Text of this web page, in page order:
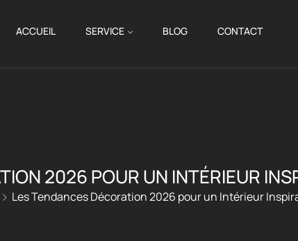
ACCUEIL SERVICE BLOG CONTACT
2026 POUR UN INTÉRIEUR
Les Tendances Décoration 2026 pour un Intérieur